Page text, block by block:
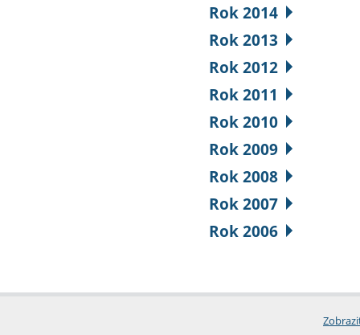
Rok 2014
Rok 2013
Rok 2012
Rok 2011
Rok 2010
Rok 2009
Rok 2008
Rok 2007
Rok 2006